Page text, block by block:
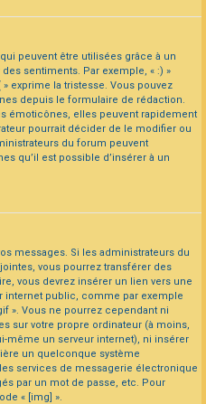
peuvent être utilisées grâce à un
sentiments. Par exemple, « :) »
exprime la tristesse. Vous pouvez
depuis le formulaire de rédaction.
émoticônes, elles peuvent rapidement
pourrait décider de le modifier ou
du forum peuvent
qu’il est possible d’insérer à un
messages. Si les administrateurs du
vous pourrez transférer des
vous devrez insérer un lien vers une
internet public, comme par exemple
». Vous ne pourrez cependant ni
sur votre propre ordinateur (à moins,
même un serveur internet), ni insérer
un quelconque système
services de messagerie électronique
par un mot de passe, etc. Pour
« [img] ».